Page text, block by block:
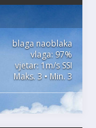
blaga naoblaka
vlaga: 97%
vjetar: 1m/s SSI
Maks. 3 • Min. 3